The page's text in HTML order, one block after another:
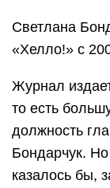
Светлана
«Хелло!» с
Журнал
то есть
должность
Бондарчук.
казалось бы,